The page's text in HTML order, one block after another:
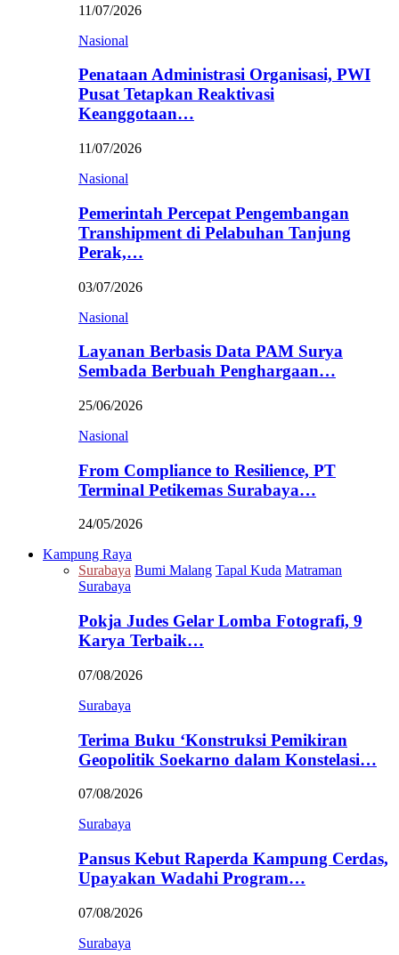
11/07/2026
Nasional
Penataan Administrasi Organisasi, PWI
Pusat Tetapkan Reaktivasi
Keanggotaan…
11/07/2026
Nasional
Pemerintah Percepat Pengembangan
Transhipment di Pelabuhan Tanjung
Perak,…
03/07/2026
Nasional
Layanan Berbasis Data PAM Surya
Sembada Berbuah Penghargaan…
25/06/2026
Nasional
From Compliance to Resilience, PT
Terminal Petikemas Surabaya…
24/05/2026
Kampung Raya
Surabaya Bumi Malang Tapal Kuda Matraman
Surabaya
Pokja Judes Gelar Lomba Fotografi, 9
Karya Terbaik…
07/08/2026
Surabaya
Terima Buku ‘Konstruksi Pemikiran
Geopolitik Soekarno dalam Konstelasi…
07/08/2026
Surabaya
Pansus Kebut Raperda Kampung Cerdas,
Upayakan Wadahi Program…
07/08/2026
Surabaya